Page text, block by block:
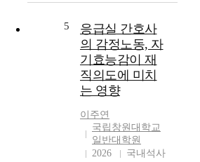
과 심리ㆍ정서 발달
영역에서 교육만족도
가 높았다. 돌봄학생
만 따로 떼어 교육만
족도를 보면 학습증진
에서 가장 높게 나타
초안전망 영역, 문화
ㆍ체험 영역, 사회성
함양 영역, 심리ㆍ정
가
5
응급실 간호사
의 감정노동, 자
기효능감이 재
직의도에 미치
는 영향
이주연
국립창원대학교
일반대학원
2026
국내석사